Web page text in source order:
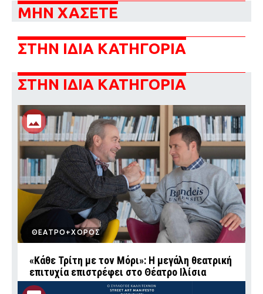
ΜΗΝ ΧΑΣΕΤΕ
ΣΤΗΝ ΙΔΙΑ ΚΑΤΗΓΟΡΙΑ
ΣΤΗΝ ΙΔΙΑ ΚΑΤΗΓΟΡΙΑ
ΘΕΑΤΡΟ+ΧΟΡΟΣ
«Κάθε Τρίτη με τον Μόρι»: Η μεγάλη θεατρική
επιτυχία επιστρέφει στο Θέατρο Ιλίσια